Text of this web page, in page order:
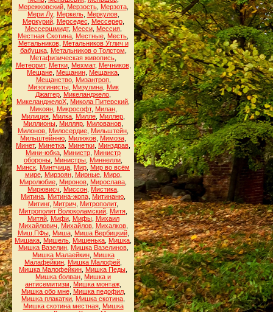
Мережковский, Мерзость, Мерзота,
Мери Лу, Меркель, Меркулов,
Меркурий, Мерседес Мессерер,
Мессершмидт, Месси, Мессия,
Местная Скотина Местные Месть
Метальников, Метальников Углич и
бабушка, Метальников о Толстом
Метафизическая живопись
Метеорит, Метки, Мехмат, Мечников,
Мещане Мещанин Мещанка
Мещанство, Мизантроп,
Мизогинисты, Мизулина, Мик
Джаггер Микеланджело
МикеланджелоХ Микола Питерский
Микоян, Микрософт, Милан,
Милиция Милка Милле Миллер
Миллионы Милляр Милованов
Милонов Милосердие Мильштейн
Мильштейнню Милюков Мимоза
Минет, Минетка Минетки Минздрав
Мини-юбка Министр Министр
обороны Министры Миннелли
Минск Минтчица Мир Мир во всём
мире, Мирзоян, Мирные, Миро,
Миролюбие Миронов Мирослава
Мирювисч
Миссон Мистика
Митина Митина-жопа Митинаню
Митинг, Митрич Митрополит,
Митрополит Волоколамский Митя
Митяй, Мифи, Мифы, Михаил
Михайлович
Михайлов, Михалков,
Миш.ПФы, Миша, Миша Вербицкий,
Мишака Мишель Мишенька Мишка
Мишка Вазелин, Мишка Вазелинов,
Мишка Малаейкин, Мишка
Малафейкин Мишка Малофей
Мишка Малофейкин Мишка Педы
Мишка болван Мишка и
антисемитизм
Мишка монтаж
Мишка обо мне, Мишка педофил,
Мишка плакатки Мишка скотина
Мишка скотина местная, Мишка